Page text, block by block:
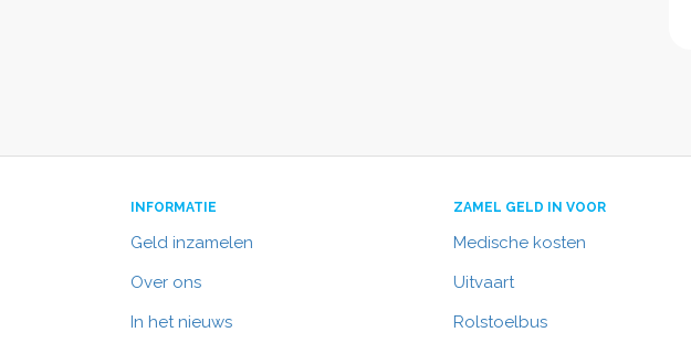
INFORMATIE
Geld inzamelen
Over ons
In het nieuws
ZAMEL GELD IN VOOR
Medische kosten
Uitvaart
Rolstoelbus